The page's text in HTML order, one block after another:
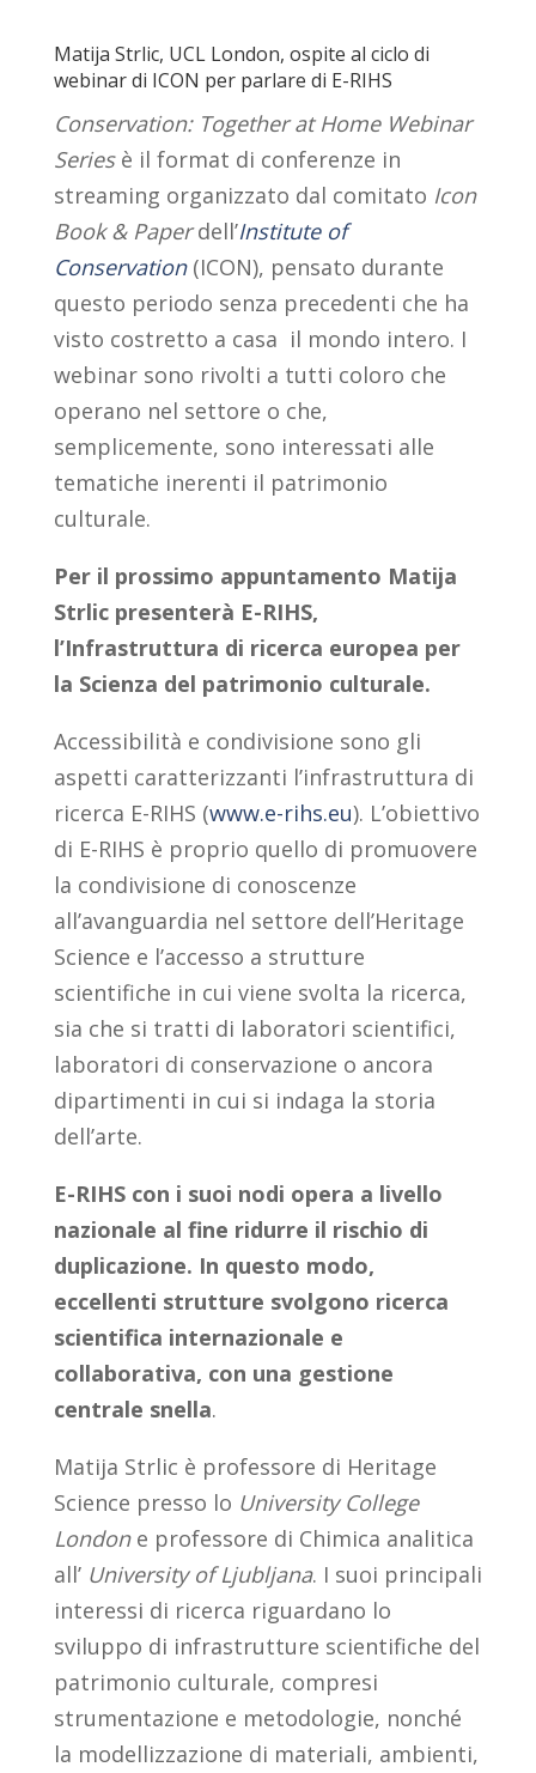
Matija Strlic, UCL London, ospite al ciclo di
webinar di ICON per parlare di E-RIHS
Conservation: Together at Home Webinar
Seriesè il format di conferenze in
streaming organizzato dal comitato Icon
Book & Paperdell’Institute of
Conservation (ICON), pensato durante
questo periodo senza precedenti che ha
visto costretto a casa il mondo intero. I
webinar sono rivolti a tutti coloro che
operano nel settore o che,
semplicemente, sono interessati alle
tematiche inerenti il patrimonio
culturale.
Per il prossimo appuntamento Matija
Strlic presenterà E-RIHS,
l’Infrastruttura di ricerca europea per
la Scienza del patrimonio culturale.
Accessibilità e condivisione sono gli
aspetti caratterizzanti l’infrastruttura di
ricerca E-RIHS (www.e-rihs.eu). L’obiettivo
di E-RIHS è proprio quello di promuovere
la condivisione di conoscenze
all’avanguardia nel settore dell’Heritage
Science e l’accesso a strutture
scientifiche in cui viene svolta la ricerca,
sia che si tratti di laboratori scientifici,
laboratori di conservazione o ancora
dipartimenti in cui si indaga la storia
dell’arte.
E-RIHS con i suoi nodi opera a livello
nazionale al fine ridurre il rischio di
duplicazione. In questo modo,
eccellenti strutture svolgono ricerca
scientifica internazionale e
collaborativa, con una gestione
centrale snella.
Matija Strlic è professore di Heritage
Science presso lo University College
London e professore di Chimica analitica
all’ University of Ljubljana. I suoi principali
interessi di ricerca riguardano lo
sviluppo di infrastrutture scientifiche del
patrimonio culturale, compresi
strumentazione e metodologie, nonché
la modellizzazione di materiali, ambienti,